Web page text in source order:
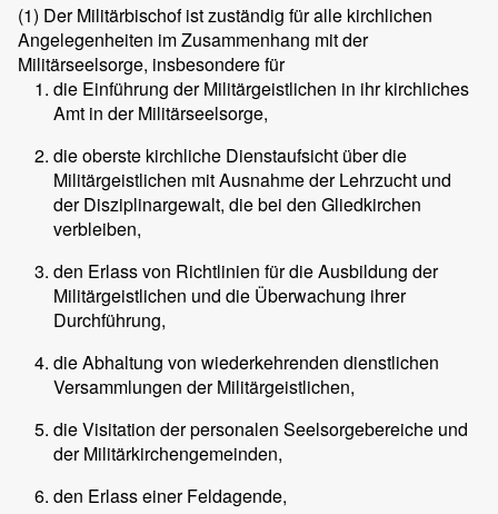
(1) Der Militärbischof ist zuständig für alle kirchlichen
Angelegenheiten im Zusammenhang mit der
Militärseelsorge, insbesondere für
die Einführung der Militärgeistlichen in ihr kirchliches
Amt in der Militärseelsorge,
die oberste kirchliche Dienstaufsicht über die
Militärgeistlichen mit Ausnahme der Lehrzucht und
der Disziplinargewalt, die bei den Gliedkirchen
verbleiben,
den Erlass von Richtlinien für die Ausbildung der
Militärgeistlichen und die Überwachung ihrer
Durchführung,
die Abhaltung von wiederkehrenden dienstlichen
Versammlungen der Militärgeistlichen,
die Visitation der personalen Seelsorgebereiche und
der Militärkirchengemeinden,
den Erlass einer Feldagende,